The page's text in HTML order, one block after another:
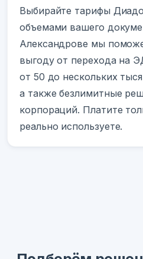
Выбирайте тарифы
объемами вашего
Александрове мы
выгоду от перехода на
от 50 до нескольких
а также безлимитные
корпораций. Платите
реально используете.